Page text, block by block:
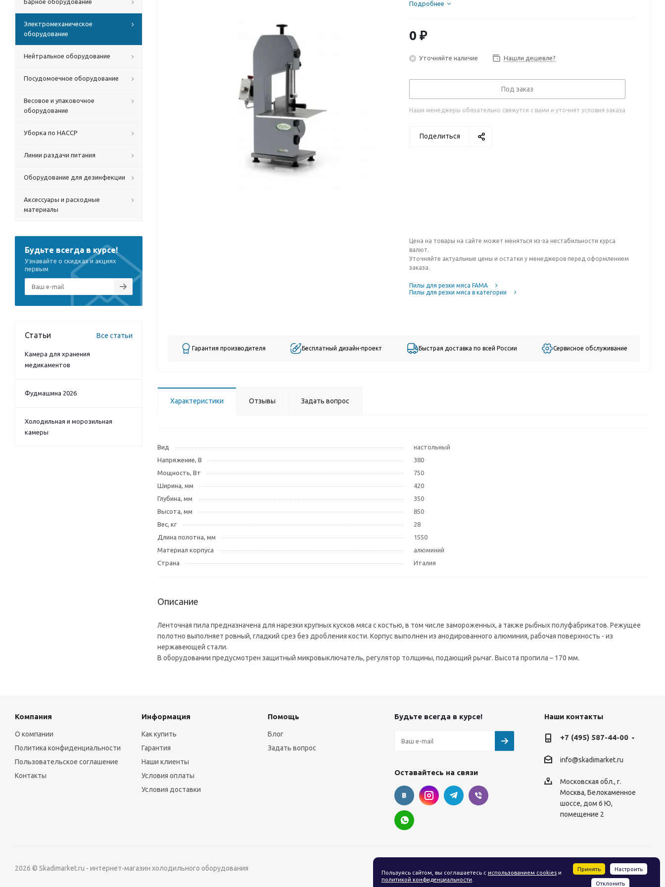
Пользуясь сайтом, вы соглашаетесь с использованием cookiesи
политикой конфиденциальности
Принять Настроить
Отклонить
Подробнее
0 ₽
Уточняйте наличие Нашли дешевле?
Под заказ
Наши менеджеры обязательно свяжутся с вами и уточнят условия заказа
Поделиться
Цена на товары на сайте может меняться из-за нестабильности курса
валют.
Уточняйте актуальные цены и остатки у менеджеров перед оформлением
заказа.
Пилы для резки мяса FAMA
Пилы для резки мяса в категории
Гарантия производителя Бесплатный дизайн-проект Быстрая доставка по всей России Сервисное обслуживание
Характеристики Отзывы Задать вопрос
Вид
настольный
Напряжение, В
380
Мощность, Вт
750
Ширина, мм
420
Глубина, мм
350
Высота, мм
850
Вес, кг
28
Длина полотна, мм
1550
Материал корпуса
алюминий
Страна
Италия
Описание
Ленточная пила предназначена для нарезки крупных кусков мяса с костью, в том числе замороженных, а также рыбных полуфабрикатов. Режущее
полотно выполняет ровный, гладкий срез без дробления кости. Корпус выполнен из анодированного алюминия, рабочая поверхность - из
нержавеющей стали.
В оборудовании предусмотрен защитный микровыключатель, регулятор толщины, подающий рычаг. Высота пропила – 170 мм.
Барное оборудование
Электромеханическое
оборудование
Нейтральное оборудование
Посудомоечное оборудование
Весовое и упаковочное
оборудование
Уборка по HACCP
Линии раздачи питания
Оборудование для дезинфекции
Аксессуары и расходные
материалы
Будьте всегда в курсе!
Узнавайте о скидках и акциях
первым
Статьи Все статьи
Камера для хранения
медикаментов
Фудмашина 2026
Холодильная и морозильная
камеры
Компания
О компании
Политика конфиденциальности
Пользовательское соглашение
Контакты
Информация
Как купить
Гарантия
Наши клиенты
Условия оплаты
Условия доставки
Помощь
Блог
Задать вопрос
Будьте всегда в курсе!
Оставайтесь на связи
Наши контакты
+7 (495) 587-44-00
info@skadimarket.ru
Московская обл., г.
Москва, Белокаменное
шоссе, дом 6 Ю,
помещение 2
2026 © Skadimarket.ru - интернет-магазин холодильного оборудования